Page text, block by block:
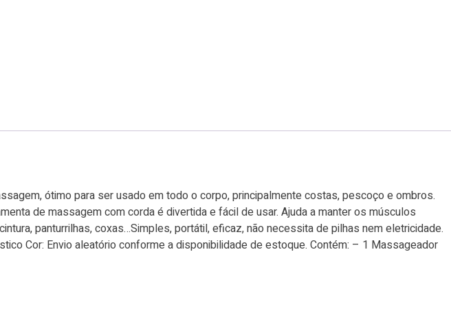
ótimo para ser usado em todo o corpo, principalmente costas, pescoço e ombros.
de massagem com corda é divertida e fácil de usar. Ajuda a manter os músculos
panturrilhas, coxas…Simples, portátil, eficaz, não necessita de pilhas nem eletricidade.
Cor: Envio aleatório conforme a disponibilidade de estoque. Contém: – 1 Massageador